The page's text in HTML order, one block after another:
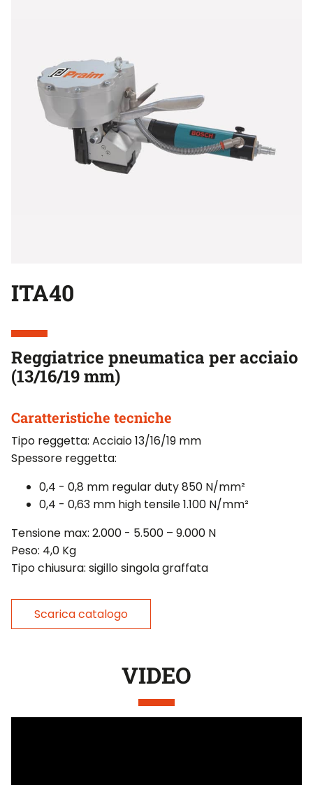
ITA40
Reggiatrice pneumatica per acciaio
(13/16/19 mm)
Caratteristiche tecniche
Tipo reggetta: Acciaio 13/16/19 mm
Spessore reggetta:
0,4 - 0,8 mm regular duty 850 N/mm²
0,4 - 0,63 mm high tensile 1.100 N/mm²
Tensione max: 2.000 - 5.500 – 9.000 N
Peso: 4,0 Kg
Tipo chiusura: sigillo singola graffata
Scarica catalogo
VIDEO